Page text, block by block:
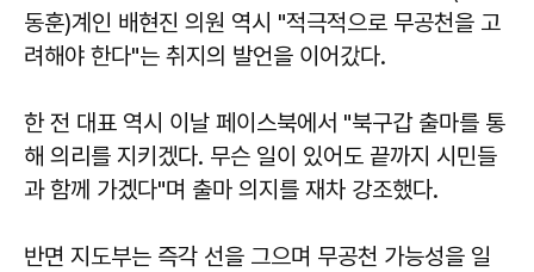
동훈)계인 배현진 의원 역시 "적극적으로 무공천을 고
려해야 한다"는 취지의 발언을 이어갔다.
한 전 대표 역시 이날 페이스북에서 "북구갑 출마를 통
해 의리를 지키겠다. 무슨 일이 있어도 끝까지 시민들
과 함께 가겠다"며 출마 의지를 재차 강조했다.
반면 지도부는 즉각 선을 그으며 무공천 가능성을 일